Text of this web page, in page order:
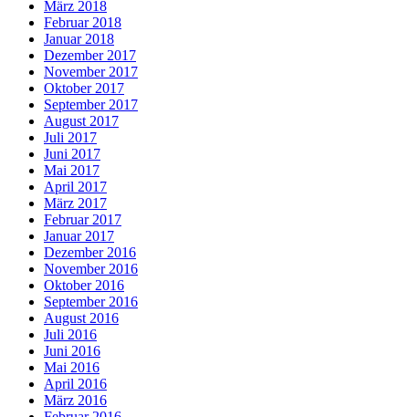
März 2018
Februar 2018
Januar 2018
Dezember 2017
November 2017
Oktober 2017
September 2017
August 2017
Juli 2017
Juni 2017
Mai 2017
April 2017
März 2017
Februar 2017
Januar 2017
Dezember 2016
November 2016
Oktober 2016
September 2016
August 2016
Juli 2016
Juni 2016
Mai 2016
April 2016
März 2016